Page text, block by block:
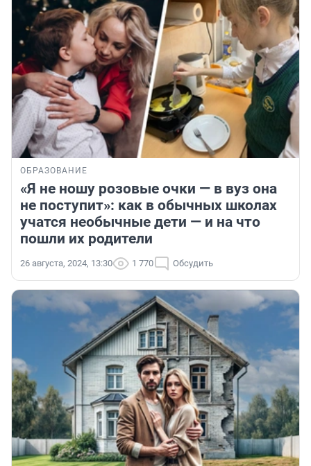
ОБРАЗОВАНИЕ
«Я не ношу розовые очки — в вуз она
не поступит»: как в обычных школах
учатся необычные дети — и на что
пошли их родители
26 августа, 2024, 13:30 1 770 Обсудить